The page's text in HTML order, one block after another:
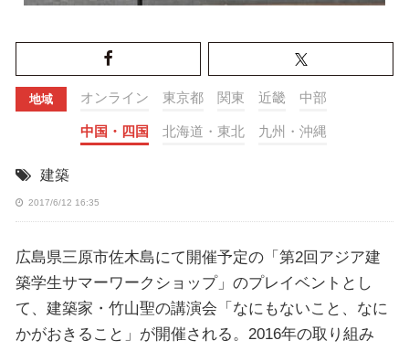
地域 オンライン 東京都 関東 近畿 中部
中国・四国 北海道・東北 九州・沖縄
建築
2017/6/12 16:35
広島県三原市佐木島にて開催予定の「第2回アジア建
築学生サマーワークショップ」のプレイベントとし
て、建築家・竹山聖の講演会「なにもないこと、なに
かがおきること」が開催される。2016年の取り組み